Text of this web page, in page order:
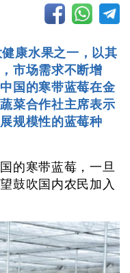
康水果之一，以其
市场需求不断增
国的寒带蓝莓在金
菜合作社主席表示
规模性的蓝莓种
的寒带蓝莓，一旦
鼓吹国内农民加入